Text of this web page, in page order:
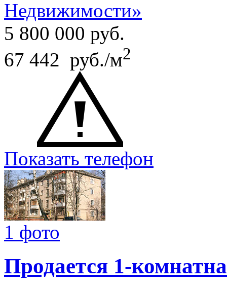
Недвижимости»
5 800 000 руб.
67 442 руб./м2
Показать телефон
1 фото
Продается 1-